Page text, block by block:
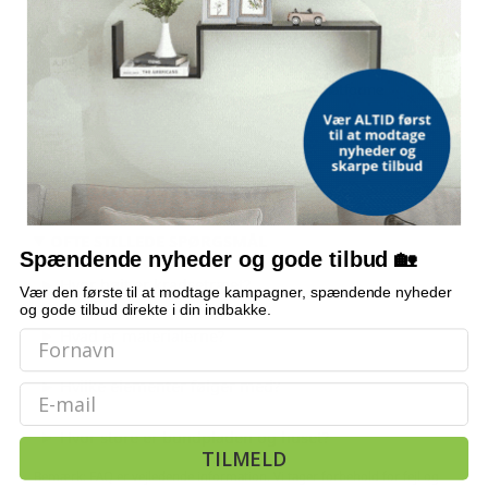
60 × 35 cm (L × B)
INDEHOLDER
Hus, hængekøje, kradsestolper, legetøj og platforme
Hvor højt er kradsetræet?
Hvilke elementer følger med?
Hvor store er bundpladen og huset?
Bemærk: FAQ er vejledende information. Vi tager forbehold for fejl og
Spændende nyheder og gode tilbud 🏡
Vær den første til at modtage kampagner, spændende nyheder
og gode tilbud direkte i din indbakke.
Email
TILMELD